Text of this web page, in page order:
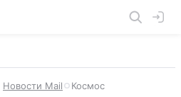
Новости Mail Космос